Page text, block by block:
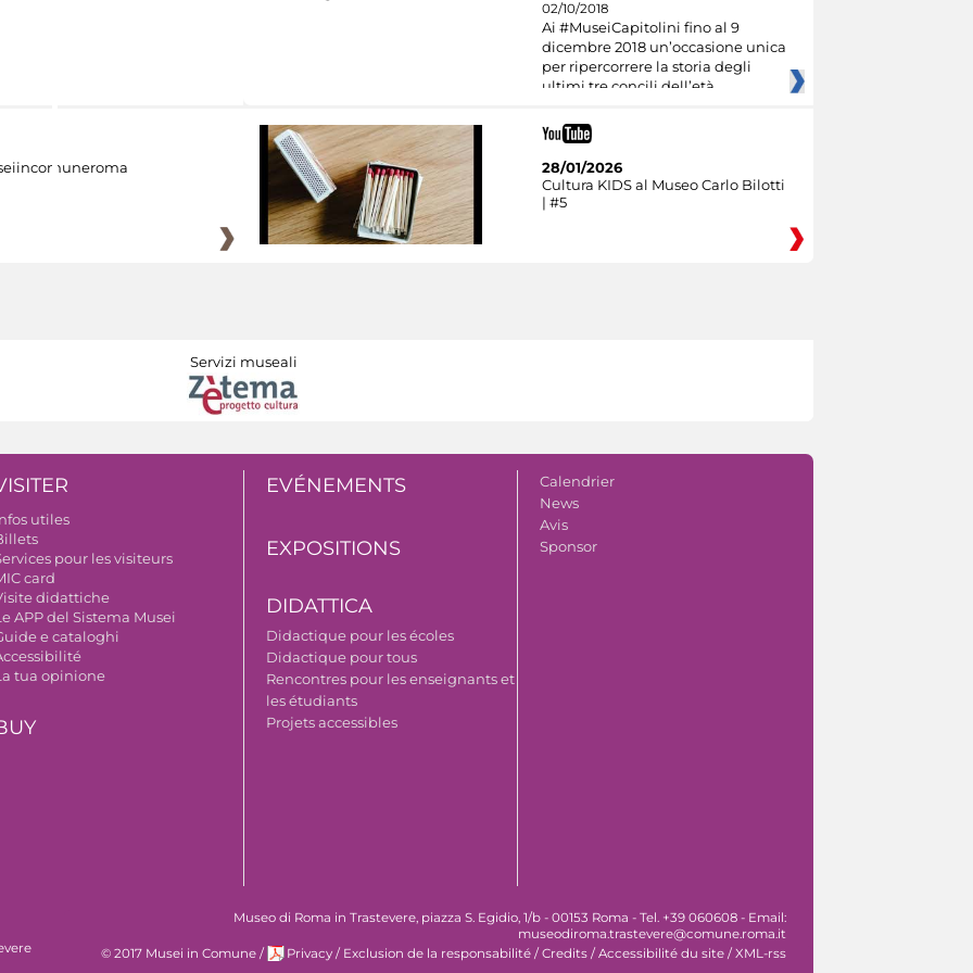
02/10/2018
Ai #MuseiCapitolini fino al 9
dicembre 2018 un’occasione unica
per ripercorrere la storia degli
ultimi tre concili dell’età
28/01/2026
Cultura KIDS al Museo Carlo Bilotti
| #5
Servizi museali
utiles
pour les visiteurs
card
didattiche
APP del Sistema Musei
e cataloghi
tua opinione
EVÉNEMENTS
EXPOSITIONS
DIDATTICA
Didactique pour les écoles
Didactique pour tous
Rencontres pour les enseignants et
les étudiants
Projets accessibles
Calendrier
News
Avis
Sponsor
Museo di Roma in Trastevere, piazza S. Egidio, 1/b - 00153 Roma - Tel. +39 060608 - Email:
museodiroma.trastevere@comune.roma.it
© 2017 Musei in Comune / Privacy / Exclusion de la responsabilité / Credits / Accessibilité du site / XML-rss